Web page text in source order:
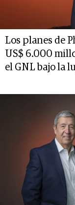
Los planes de
US$ 6.000
el GNL bajo la